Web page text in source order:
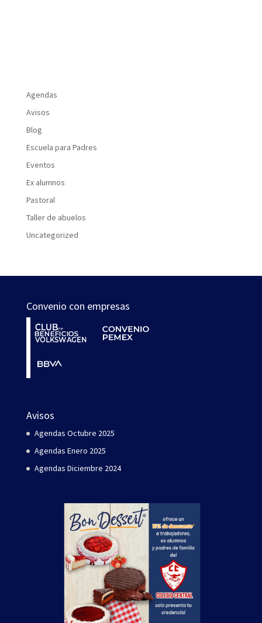
Agendas
Avisos
Blog
Escuela para Padres
Eventos
Ex alumnos
Pastoral
Taller de abuelos
Uncategorized
Convenio con empresas
Avisos
Agendas Octubre 2025
Agendas Enero 2025
Agendas Diciembre 2024